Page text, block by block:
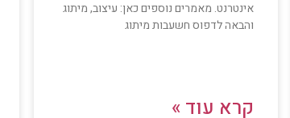
אינטרנט. מאמרים נוספים כאן: עיצוב, מיתוג
והבאה לדפוס חשעבות מיתוג
קרא עוד »